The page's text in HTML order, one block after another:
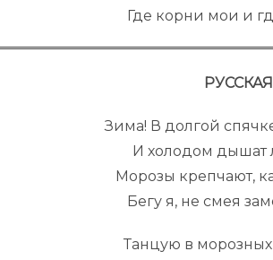
Где корни мои и
Зима! В долгой
И холодом дышат
Морозы крепчают,
Бегу я, не смея
Танцую в морозных